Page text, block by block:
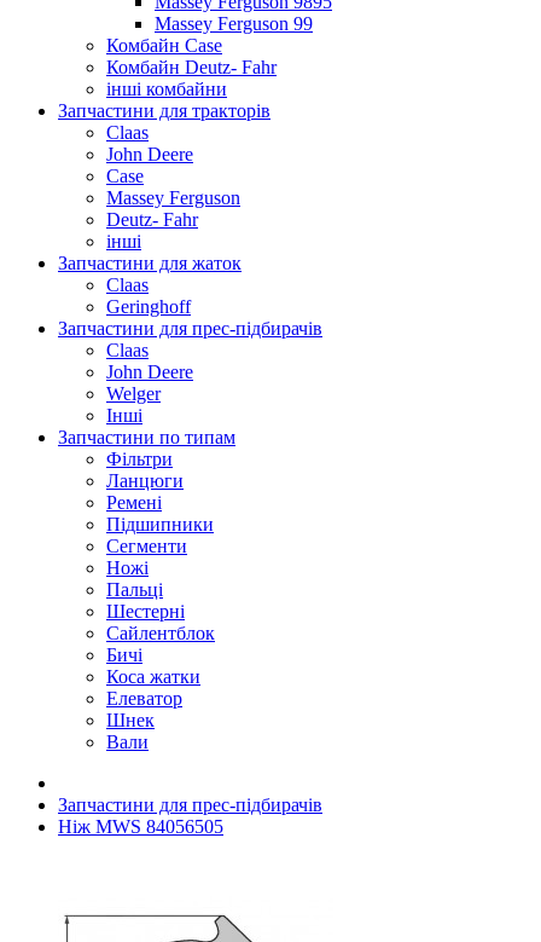
Massey Ferguson 99
Комбайн Case
Комбайн Deutz- Fahr
інші комбайни
Запчастини для тракторів
Claas
John Deere
Case
Massey Ferguson
Deutz- Fahr
інші
Запчастини для жаток
Claas
Geringhoff
Запчастини для прес-підбирачів
Claas
John Deere
Welger
Інші
Запчастини по типам
Фільтри
Ланцюги
Ремені
Підшипники
Сегменти
Ножі
Пальці
Шестерні
Сайлентблок
Бичі
Коса жатки
Елеватор
Шнек
Вали
Запчастини для прес-підбирачів
Ніж MWS 84056505